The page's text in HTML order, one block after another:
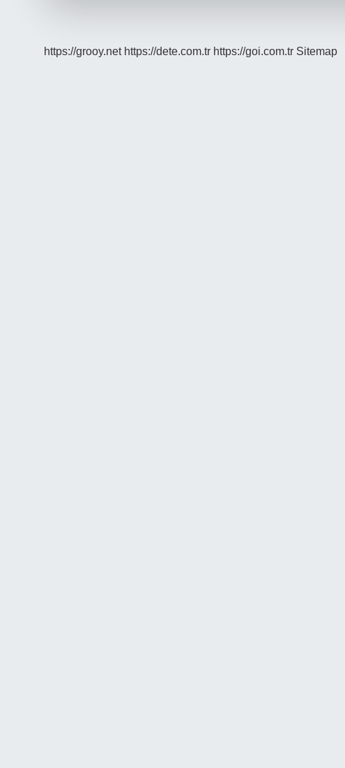
https://grooy.net https://dete.com.tr https://goi.com.tr Sitemap